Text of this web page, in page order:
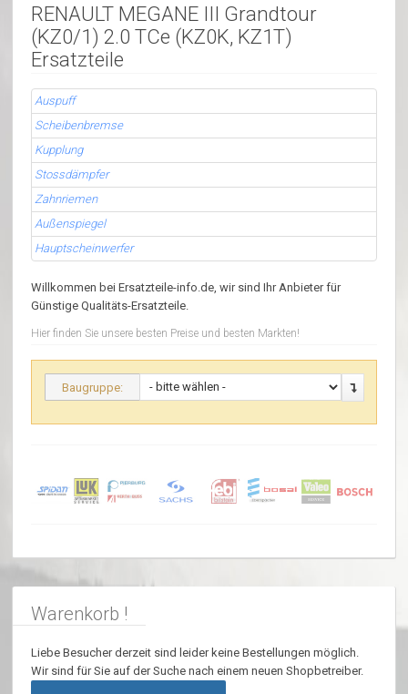
RENAULT MEGANE III Grandtour
(KZ0/1) 2.0 TCe (KZ0K, KZ1T)
Ersatzteile
Auspuff
Scheibenbremse
Kupplung
Stossdämpfer
Zahnriemen
Außenspiegel
Hauptscheinwerfer
Willkommen bei Ersatzteile-info.de, wir sind Ihr Anbieter für
Günstige Qualitäts-Ersatzteile.
Hier finden Sie unsere besten Preise und besten Markten!
Baugruppe:
Warenkorb !
Liebe Besucher derzeit sind leider keine Bestellungen möglich.
Wir sind für Sie auf der Suche nach einem neuen Shopbetreiber.